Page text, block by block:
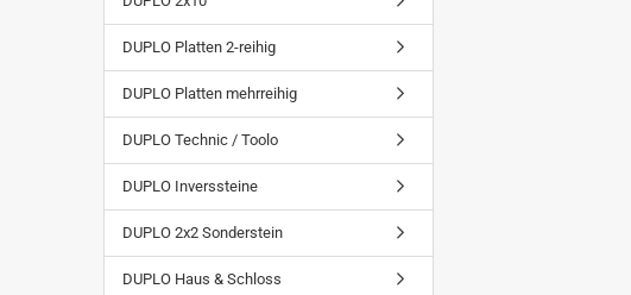
DUPLO Platten 2-reihig
DUPLO Platten mehrreihig
DUPLO Technic / Toolo
DUPLO Inverssteine
DUPLO 2x2 Sonderstein
DUPLO Haus & Schloss